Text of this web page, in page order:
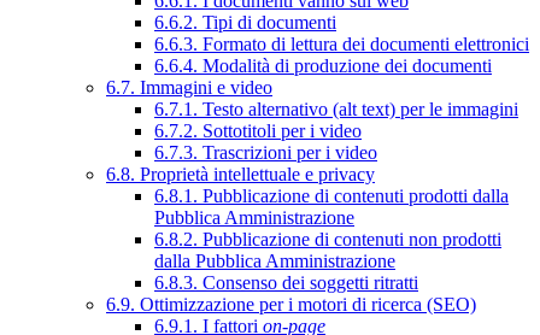
6.6.2. Tipi di documenti
6.6.3. Formato di lettura dei documenti elettronici
6.6.4. Modalità di produzione dei documenti
6.7. Immagini e video
6.7.1. Testo alternativo (alt text) per le immagini
6.7.2. Sottotitoli per i video
6.7.3. Trascrizioni per i video
6.8. Proprietà intellettuale e privacy
6.8.1. Pubblicazione di contenuti prodotti dalla
Pubblica Amministrazione
6.8.2. Pubblicazione di contenuti non prodotti
dalla Pubblica Amministrazione
6.8.3. Consenso dei soggetti ritratti
6.9. Ottimizzazione per i motori di ricerca (SEO)
6.9.1. I fattori on-page